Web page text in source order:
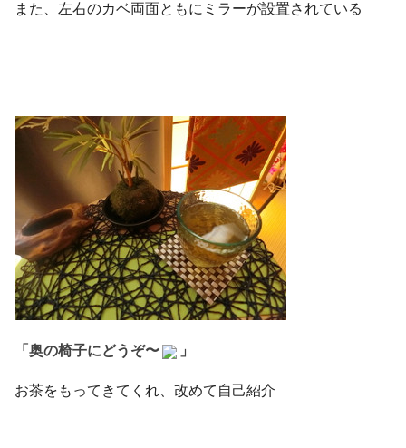
また、左右のカベ両面ともにミラーが設置されている
「奥の椅子にどうぞ〜 」
お茶をもってきてくれ、改めて自己紹介